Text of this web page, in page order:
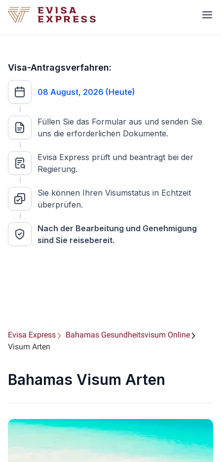
Visa-Antragsverfahren:
08 August, 2026 (Heute)
Füllen Sie das Formular aus und senden Sie
uns die erforderlichen Dokumente.
Evisa Express prüft und beantragt bei der
Regierung.
Sie können Ihren Visumstatus in Echtzeit
überprüfen.
Nach der Bearbeitung und Genehmigung
sind Sie reisebereit.
Evisa Express
Bahamas Gesundheitsvisum Online
Visum Arten
Bahamas Visum Arten